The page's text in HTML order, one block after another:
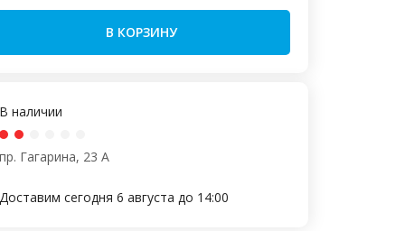
В КОРЗИНУ
В наличии
пр. Гагарина, 23 А
Доставим сегодня 6 августа до 14:00